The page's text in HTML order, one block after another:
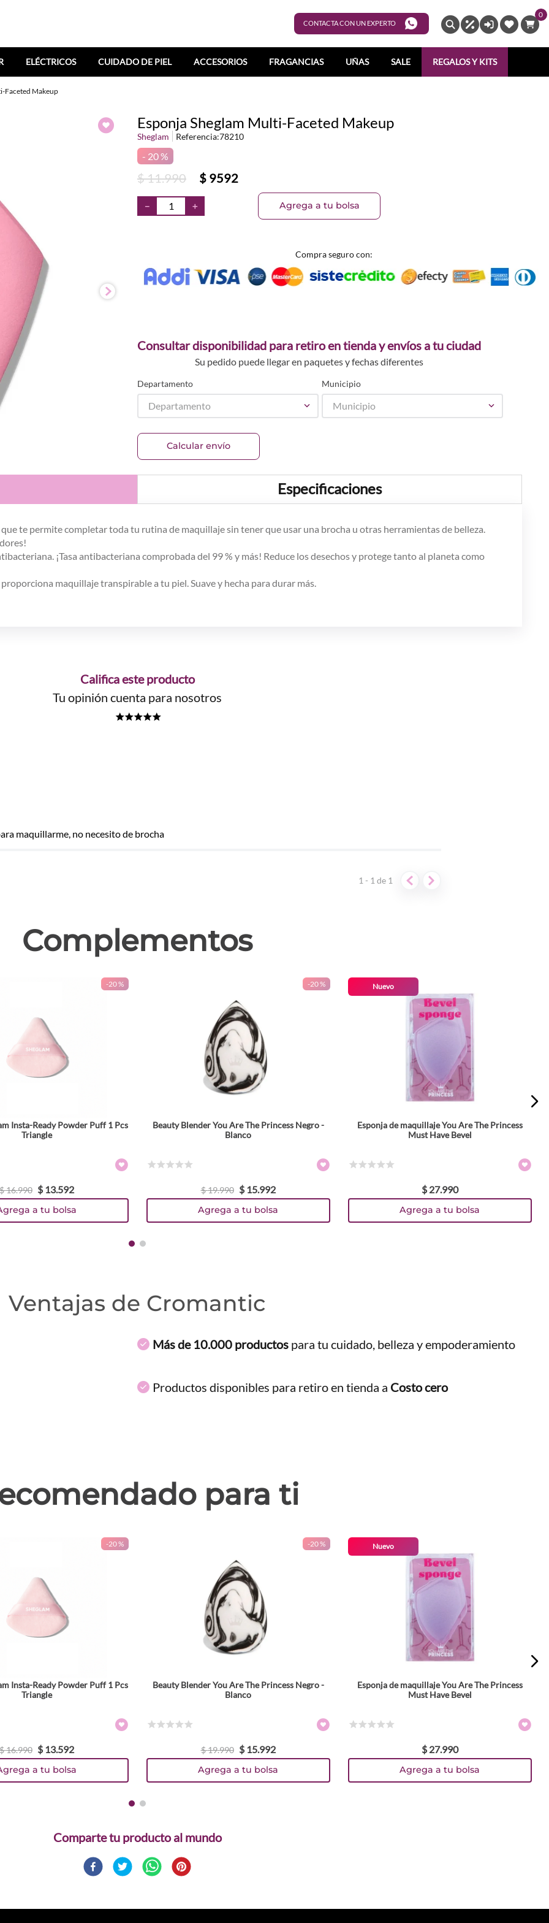
CONTACTA CON UN EXPERTO
0
ELÉCTRICOS CUIDADO DE PIEL ACCESORIOS FRAGANCIAS UÑAS SALE REGALOS Y KITS
Faceted Makeup
Esponja Sheglam Multi-Faceted Makeup
Sheglam Referencia:78210
20 %
$11.990 $ 9592
＋
－ Agrega a tu bolsa
Compra seguro con:
Consultar disponibilidad para retiro en tienda y envíos a tu ciudad
Su pedido puede llegar en paquetes y fechas diferentes
Departamento
Departamento
Municipio
Municipio
Calcular envío
Especificaciones
te permite completar toda tu rutina de maquillaje sin tener que usar una brocha u otras herramientas de belleza.
¡Tasa antibacteriana comprobada del 99 % y más! Reduce los desechos y protege tanto al planeta como
maquillaje transpirable a tu piel. Suave y hecha para durar más.
Califica este producto
Tu opinión cuenta para nosotros
maquillarme, no necesito de brocha
1 - 1de 1
Complementos
-20 %
Insta-Ready Powder Puff 1 Pcs
Triangle
16.990 $ 13.592
a tu bolsa
-20 %
Beauty Blender You Are The Princess Negro -
Blanco
$19.990 $ 15.992
Agrega a tu bolsa
Nuevo
Esponja de maquillaje You Are The Princess
Must Have Bevel
$ 27.990
Agrega a tu bolsa
Ventajas de Cromantic
Más de 10.000 productos para tu cuidado, belleza y empoderamiento
Productos disponibles para retiro en tienda a Costo cero
para ti
-20 %
Insta-Ready Powder Puff 1 Pcs
Triangle
16.990 $ 13.592
a tu bolsa
-20 %
Beauty Blender You Are The Princess Negro -
Blanco
$19.990 $ 15.992
Agrega a tu bolsa
Nuevo
Esponja de maquillaje You Are The Princess
Must Have Bevel
$ 27.990
Agrega a tu bolsa
Comparte